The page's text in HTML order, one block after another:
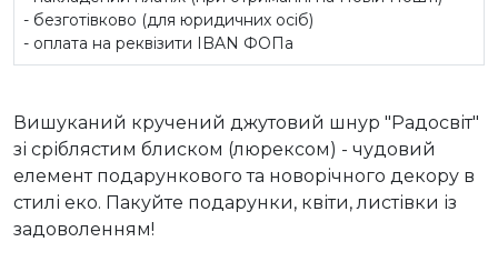
- безготівково (для юридичних осіб)
- оплата на реквізити IBAN ФОПа
Вишуканий кручений джутовий шнур "Радосвіт"
зі сріблястим блиском (люрексом) - чудовий
елемент подарункового та новорічного декору в
стилі еко. Пакуйте подарунки, квіти, листівки із
задоволенням!